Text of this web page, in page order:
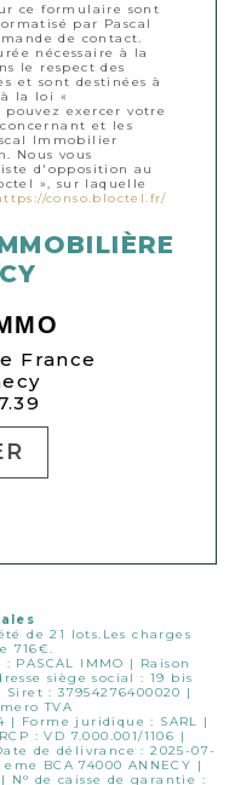
ce formulaire sont
par Pascal
de contact.
nécessaire à la
le respect des
et sont destinées à
la loi «
exercer votre
et les
Immobilier
Nous vous
d'opposition au
», sur laquelle
conso.bloctel.fr/
France
de 21 lots.Les charges
716€.
IMMO | Raison
siège social : 19 bis
: 37954276400020 |
TVA
| Forme juridique : SARL |
: VD 7.000.001/1106 |
de délivrance : 2025-07-
BCA 74000 ANNECY |
N° de caisse de garantie :